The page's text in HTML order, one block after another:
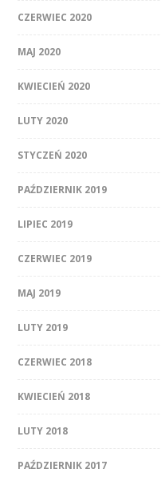
CZERWIEC 2020
MAJ 2020
KWIECIEŃ 2020
LUTY 2020
STYCZEŃ 2020
PAŹDZIERNIK 2019
LIPIEC 2019
CZERWIEC 2019
MAJ 2019
LUTY 2019
CZERWIEC 2018
KWIECIEŃ 2018
LUTY 2018
PAŹDZIERNIK 2017